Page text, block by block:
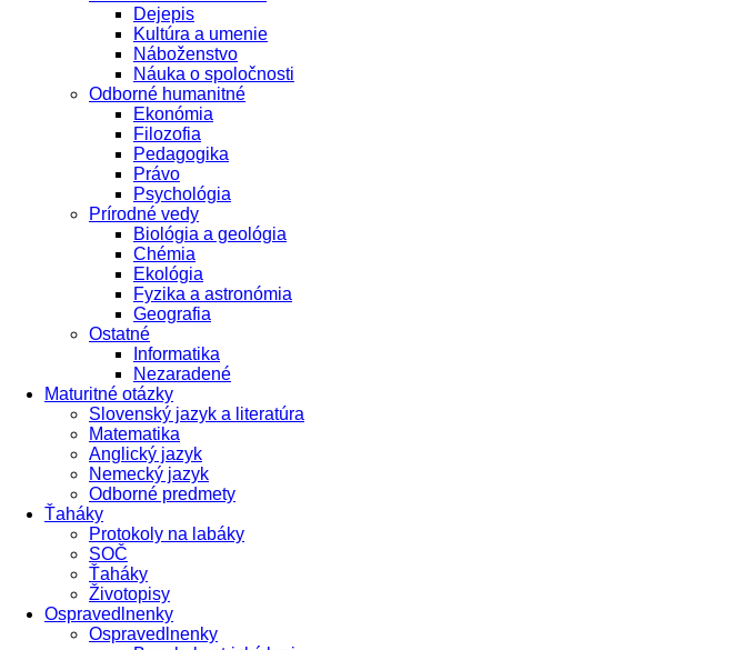
Dejepis
Kultúra a umenie
Náboženstvo
Náuka o spoločnosti
Odborné humanitné
Ekonómia
Filozofia
Pedagogika
Právo
Psychológia
Prírodné vedy
Biológia a geológia
Chémia
Ekológia
Fyzika a astronómia
Geografia
Ostatné
Informatika
Nezaradené
Maturitné otázky
Slovenský jazyk a literatúra
Matematika
Anglický jazyk
Nemecký jazyk
Odborné predmety
Ťaháky
Protokoly na labáky
SOČ
Ťaháky
Životopisy
Ospravedlnenky
Ospravedlnenky